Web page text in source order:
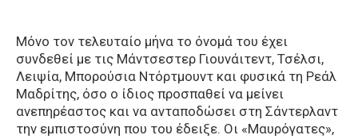
Μόνο τον τελευταίο μήνα το όνομά του έχει
συνδεθεί με τις Μάντσεστερ Γιουνάιτεντ, Τσέλσι,
Λειψία, Μπορούσια Ντόρτμουντ και φυσικά τη Ρεάλ
Μαδρίτης, όσο ο ίδιος προσπαθεί να μείνει
ανεπηρέαστος και να ανταποδώσει στη Σάντερλαντ
την εμπιστοσύνη που του έδειξε. Οι «Μαυρόγατες»,